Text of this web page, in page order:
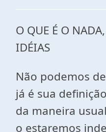
O QUE É O
IDÉIAS
Não podemos
já é sua
da maneira
o estaremos